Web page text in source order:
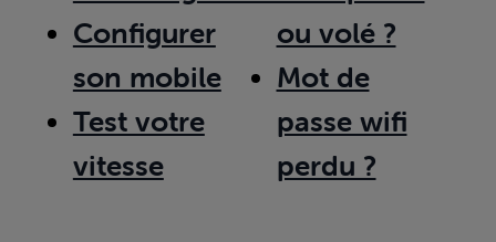
Configurer
son mobile
Test votre
vitesse
ou volé ?
Mot de
passe wifi
perdu ?